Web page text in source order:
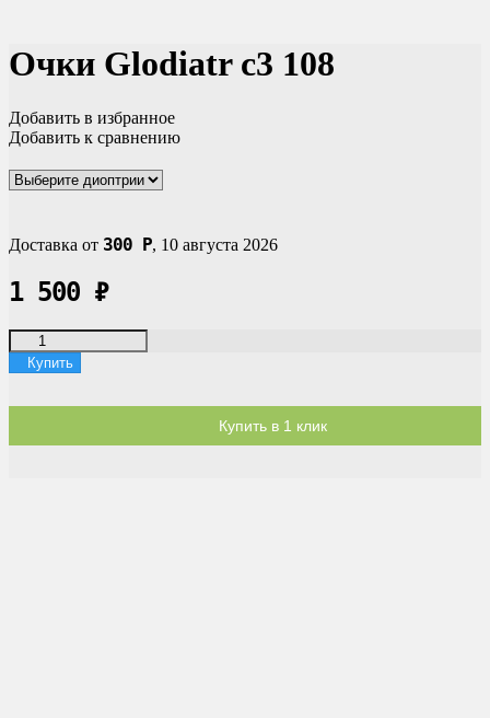
Очки Glodiatr c3 108
Добавить в избранное
Добавить к сравнению
Доставка от 300 Р, 10 августа 2026
1 500 ₽
Купить
Купить в 1 клик